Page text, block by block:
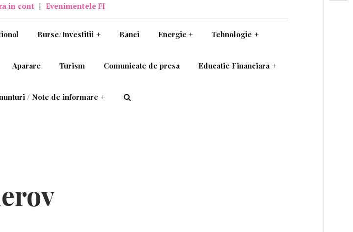
in cont | Evenimentele FI
Burse/Investitii + Banci Energie + Tehnologie +
Aparare Turism Comunicate de presa Educatie Financiara +
/ Note de informare +